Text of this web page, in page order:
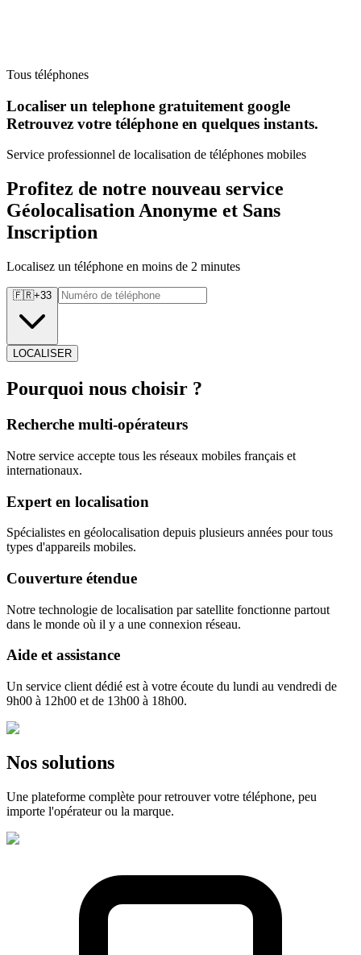
Tous téléphones
Localiser un telephone gratuitement google
Retrouvez votre téléphone en quelques instants.
Service professionnel de localisation de téléphones mobiles
Profitez de notre nouveau service
Géolocalisation Anonyme et Sans
Inscription
Localisez un téléphone en moins de 2 minutes
🇫🇷+33
LOCALISER
Pourquoi nous choisir ?
Recherche multi-opérateurs
Notre service accepte tous les réseaux mobiles français et
internationaux.
Expert en localisation
Spécialistes en géolocalisation depuis plusieurs années pour tous
types d'appareils mobiles.
Couverture étendue
Notre technologie de localisation par satellite fonctionne partout
dans le monde où il y a une connexion réseau.
Aide et assistance
Un service client dédié est à votre écoute du lundi au vendredi de
9h00 à 12h00 et de 13h00 à 18h00.
Nos solutions
Une plateforme complète pour retrouver votre téléphone, peu
importe l'opérateur ou la marque.